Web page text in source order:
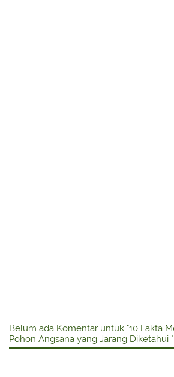
Belum ada Komentar untuk "10 Fakta
Pohon Angsana yang Jarang Diketahui "